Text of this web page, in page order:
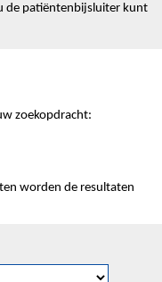
de patiëntenbijsluiter kunt
zoekopdracht:
worden de resultaten